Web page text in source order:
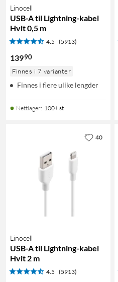
Linocell
USB-A til Lightning-kabel
Hvit 0,5 m
4.5 (5913)
13990
Finnes i 7 varianter
Finnes i flere ulike lengder
Nettlager: 100+ st
Linocell
USB-A til Lightning-kabel
Hvit 2 m
4.5 (5913)
40